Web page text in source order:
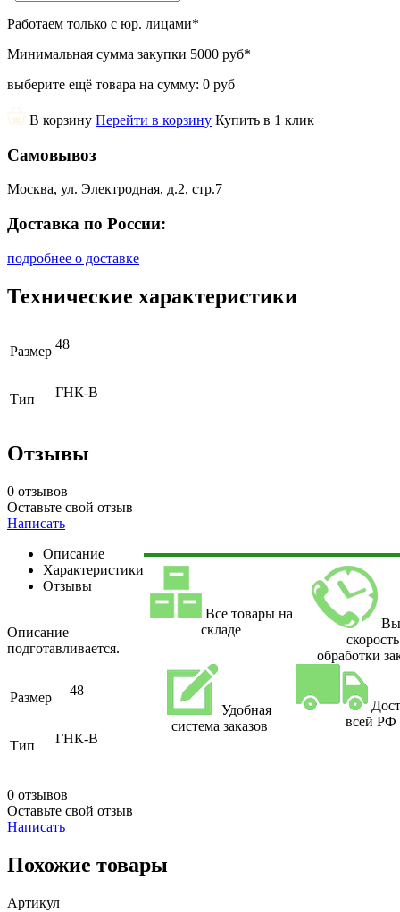
Работаем только с юр. лицами*
Минимальная сумма закупки 5000 руб*
выберите ещё товара на сумму: 0 руб
В корзину Перейти в корзину Купить в 1 клик
Самовывоз
Москва, ул. Электродная, д.2, стр.7
Доставка по России:
подробнее о доставке
Технические характеристики
Размер 48
Тип ГНК-В
Отзывы
0 отзывов
Оставьте свой отзыв
Написать
Описание
Характеристики
Отзывы
Описание
подготавливается.
Размер 48
Тип ГНК-В
0 отзывов
Оставьте свой отзыв
Написать
Все товары на
складе
скорость
обработки
Удобная
система заказов
всей РФ
Похожие товары
Артикул